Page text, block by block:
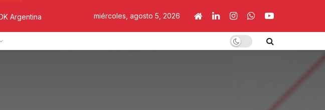
Argentina miércoles, agosto 5, 2026